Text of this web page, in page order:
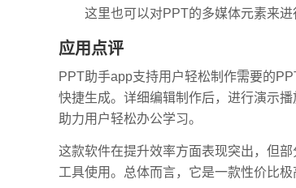
这里也可以对PPT的多媒体元素来进
应用点评
PPT助手app支持用户轻松制作需要的
快捷生成。详细编辑制作后，进行演示
助力用户轻松办公学习。
这款软件在提升效率方面表现突出，但
工具使用。总体而言，它是一款性价比